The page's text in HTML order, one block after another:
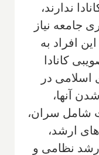
ندارند،
جامعه نیاز
افراد به
کانادا
در
آنها،
شامل سران،
ارشد،
نظامی و